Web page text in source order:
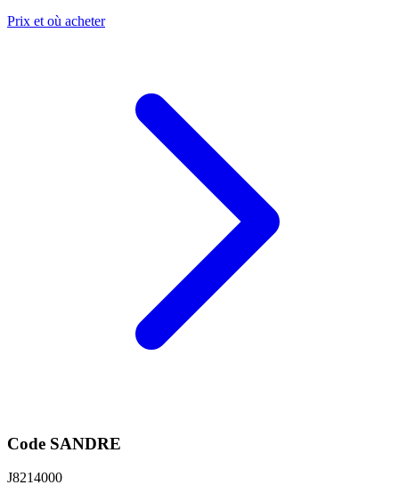
Prix et où acheter
Code SANDRE
J8214000